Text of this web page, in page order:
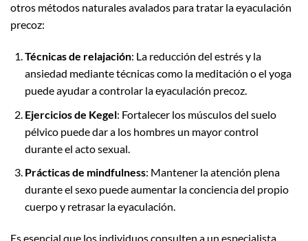
otros métodos naturales avalados para tratar la eyaculación
precoz:
Técnicas de relajación: La reducción del estrés y la
ansiedad mediante técnicas como la meditación o el yoga
puede ayudar a controlar la eyaculación precoz.
Ejercicios de Kegel: Fortalecer los músculos del suelo
pélvico puede dar a los hombres un mayor control
durante el acto sexual.
Prácticas de mindfulness: Mantener la atención plena
durante el sexo puede aumentar la conciencia del propio
cuerpo y retrasar la eyaculación.
Es esencial que los individuos consulten a un especialista